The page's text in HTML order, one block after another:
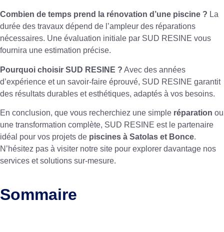
Combien de temps prend la rénovation d’une piscine ? La
durée des travaux dépend de l’ampleur des réparations
nécessaires. Une évaluation initiale par SUD RESINE vous
fournira une estimation précise.
Pourquoi choisir SUD RESINE ? Avec des années
d’expérience et un savoir-faire éprouvé, SUD RESINE garantit
des résultats durables et esthétiques, adaptés à vos besoins.
En conclusion, que vous recherchiez une simple réparation ou
une transformation complète, SUD RESINE est le partenaire
idéal pour vos projets de piscines à Satolas et Bonce.
N’hésitez pas à visiter notre site pour explorer davantage nos
services et solutions sur-mesure.
Sommaire